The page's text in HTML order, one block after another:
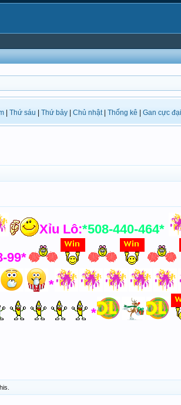
Thứ sáu Thứ bảy Chủ nhật| Thống kê Gan cực đại
Xỉu Lô:*508-440-464*
99*
*
*